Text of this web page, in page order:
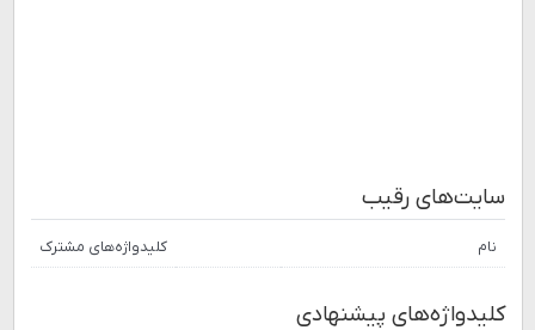
سایت‌های رقیب
نام کلیدواژه‌های مشترک
کلیدواژه‌های پیشنهادی